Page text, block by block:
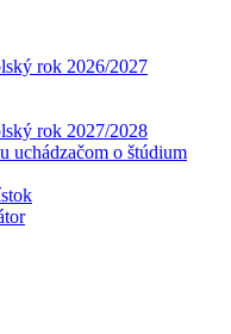
rok 2026/2027
rok 2027/2028
uchádzačom o štúdium